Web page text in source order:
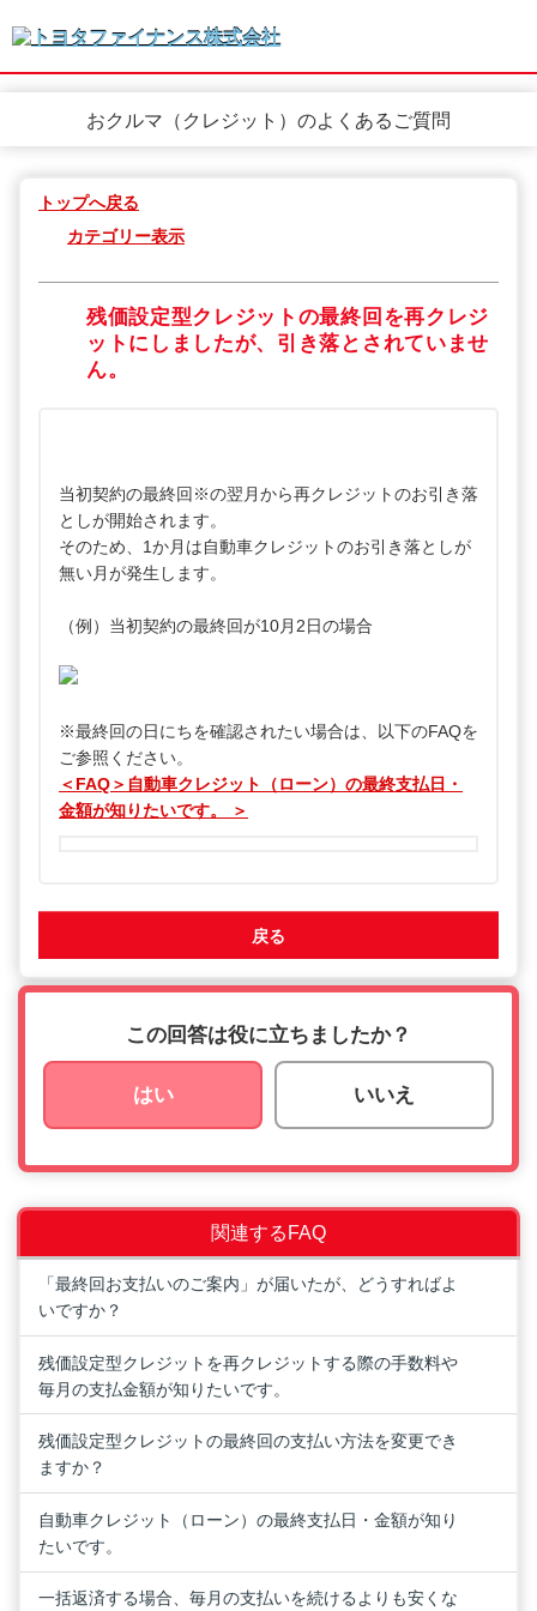
おクルマ（クレジット）のよくあるご質問
トップへ戻る
カテゴリー表示
残価設定型クレジットの最終回を再クレジ
ットにしましたが、引き落とされていませ
ん。
当初契約の最終回※の翌月から再クレジットのお引き落
としが開始されます。
そのため、1か月は自動車クレジットのお引き落としが
無い月が発生します。
（例）当初契約の最終回が10月2日の場合
※最終回の日にちを確認されたい場合は、以下のFAQを
ご参照ください。
＜FAQ＞自動車クレジット（ローン）の最終支払日・
金額が知りたいです。 ＞
戻る
この回答は役に立ちましたか？
はい いいえ
関連するFAQ
「最終回お支払いのご案内」が届いたが、どうすればよ
いですか？
残価設定型クレジットを再クレジットする際の手数料や
毎月の支払金額が知りたいです。
残価設定型クレジットの最終回の支払い方法を変更でき
ますか？
自動車クレジット（ローン）の最終支払日・金額が知り
たいです。
一括返済する場合、毎月の支払いを続けるよりも安くな